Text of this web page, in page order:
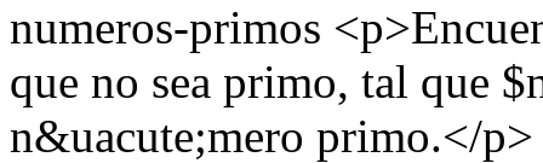
numeros-primos
que no sea primo, tal que
n&uacute;mero primo.</p>